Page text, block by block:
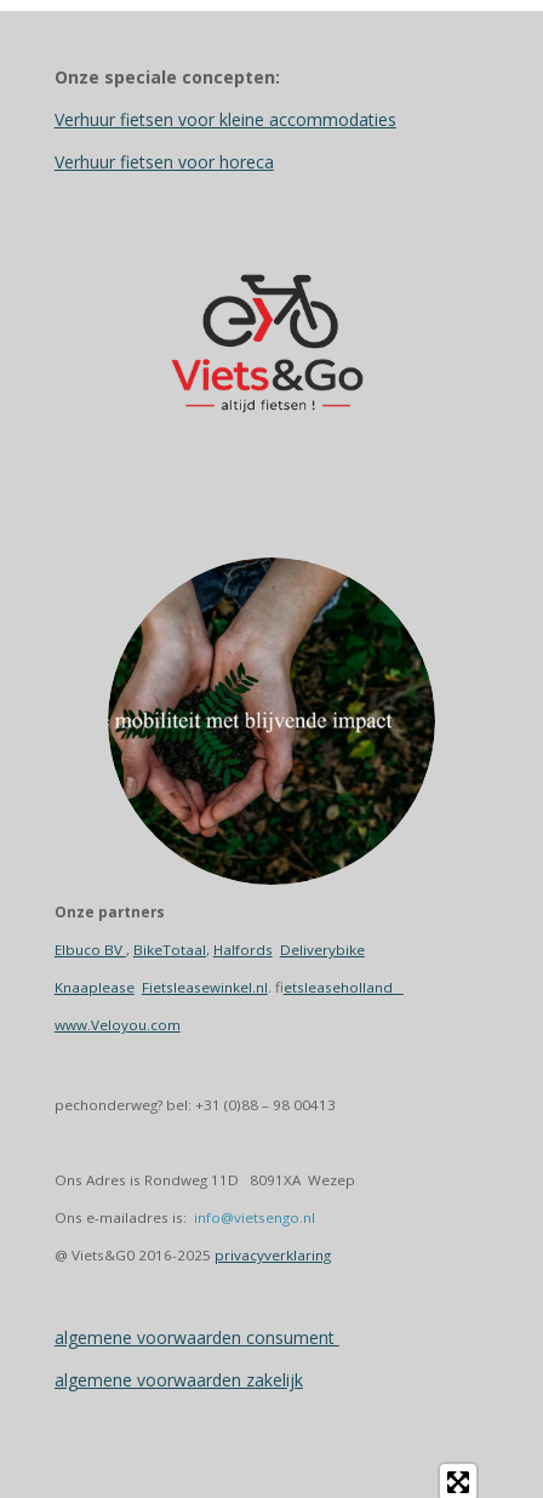
Onze speciale concepten:
Verhuur fietsen voor kleine accommodaties
Verhuur fietsen voor horeca
Onze partners
Elbuco BV , BikeTotaal, Halfords Deliverybike
Knaaplease Fietsleasewinkel.nl. fietsleaseholland
www.Veloyou.com
pechonderweg? bel: +31 (0)88 – 98 00413
Ons Adres is Rondweg 11D 8091XA Wezep
Ons e-mailadres is: info@vietsengo.nl
@ Viets&G0 2016-2025 privacyverklaring
algemene voorwaarden consument
algemene voorwaarden zakelijk